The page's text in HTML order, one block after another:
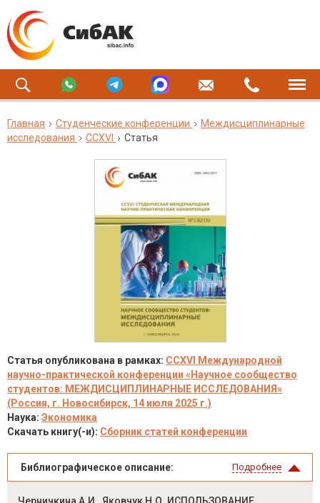
Главная Студенческие конференции
Междисциплинарные
исследования
CCXVI Статья
Статья опубликована в рамках: CCXVI Международной
научно-практической конференции «Научное сообщество
студентов: МЕЖДИСЦИПЛИНАРНЫЕ ИССЛЕДОВАНИЯ»
(Россия, г. Новосибирск, 14 июля 2025 г.)
Наука: Экономика
Скачать книгу(-и): Сборник статей конференции
Библиографическое описание: Подробнее